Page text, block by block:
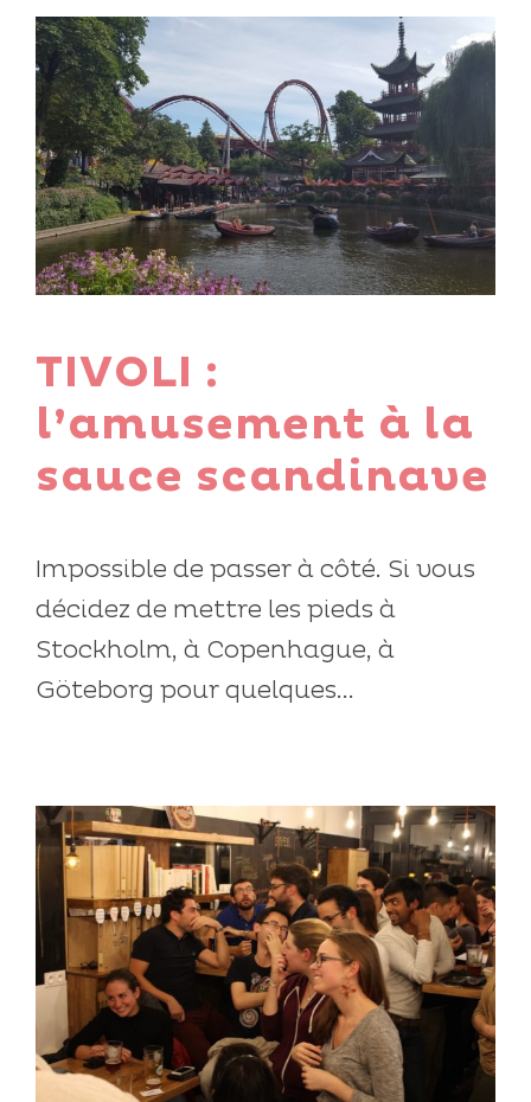
TIVOLI :
l’amusement à la
sauce scandinave
Impossible de passer à côté. Si vous
décidez de mettre les pieds à
Stockholm, à Copenhague, à
Göteborg pour quelques...